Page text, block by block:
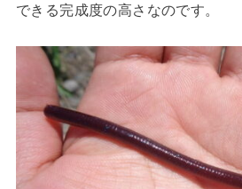
できる完成度の高さなのです。